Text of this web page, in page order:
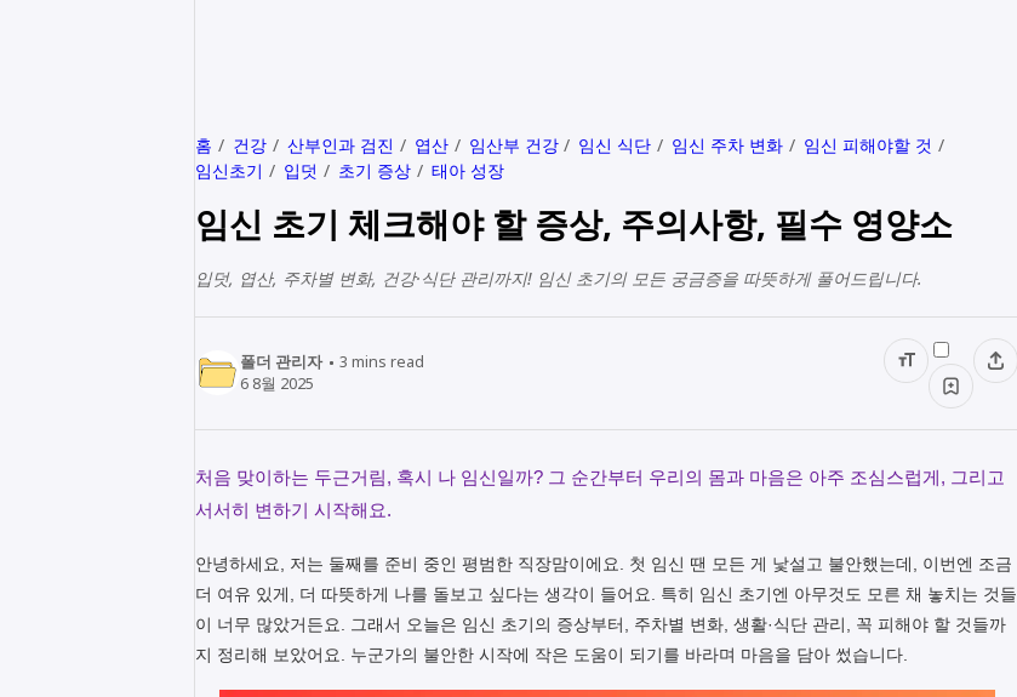
홈 건강 산부인과 검진 엽산 임산부 건강 임신 식단 임신 주차 변화
임신 피해야할 것
임신초기
입덧 초기 증상 태아 성장
임신 초기 체크해야 할 증상, 주의사항, 필수 영양소
입덧, 엽산, 주차별 변화, 건강·식단 관리까지! 임신 초기의 모든 궁금증을 따뜻하게 풀어드립니다.
폴더 관리자 3 mins read
6 8월 2025
처음 맞이하는 두근거림, 혹시 나 임신일까? 그 순간부터 우리의 몸과 마음은 아주 조심스럽게, 그리고
서서히 변하기 시작해요.
안녕하세요, 저는 둘째를 준비 중인 평범한 직장맘이에요. 첫 임신 땐 모든 게 낯설고 불안했는데, 이번엔 조금
더 여유 있게, 더 따뜻하게 나를 돌보고 싶다는 생각이 들어요. 특히 임신 초기엔 아무것도 모른 채 놓치는 것들
이 너무 많았거든요. 그래서 오늘은 임신 초기의 증상부터, 주차별 변화, 생활·식단 관리, 꼭 피해야 할 것들까
지 정리해 보았어요. 누군가의 불안한 시작에 작은 도움이 되기를 바라며 마음을 담아 썼습니다.